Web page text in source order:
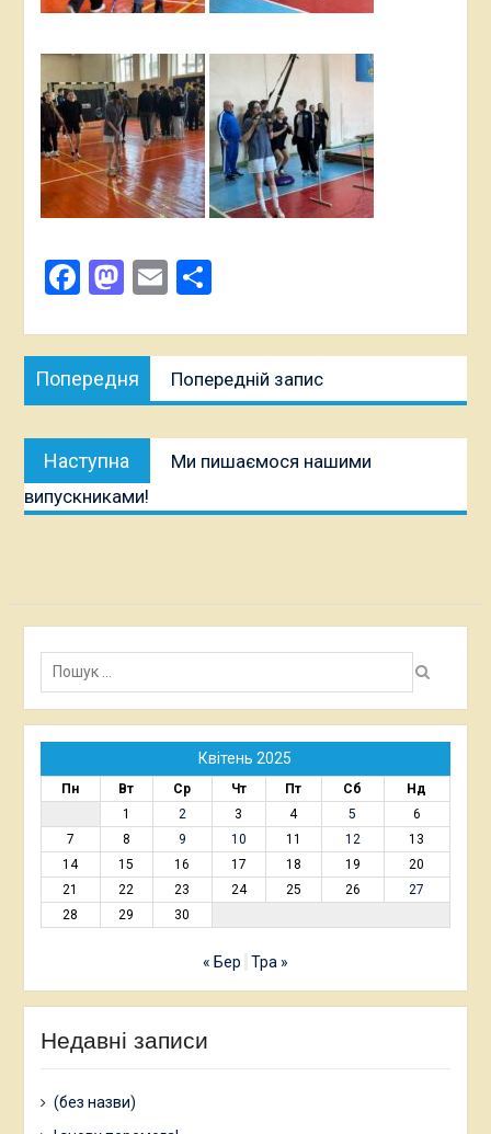
Facebook
Mastodon
EmailПоділитися
Навігація
записів
Попередня
публікація:
Попередній запис
Наступна
публікація:
Ми пишаємося нашими
випускниками!
Пошук:
Квітень 2025
Пн Вт Ср Чт Пт Сб
Нд
1
2 3 4 5
6
7
8 9 10 11 12
13
14
15 16 17 18 19
20
21
22 23 24 25 26
27
28
29 30
« Бер Тра »
Недавні записи
(без назви)